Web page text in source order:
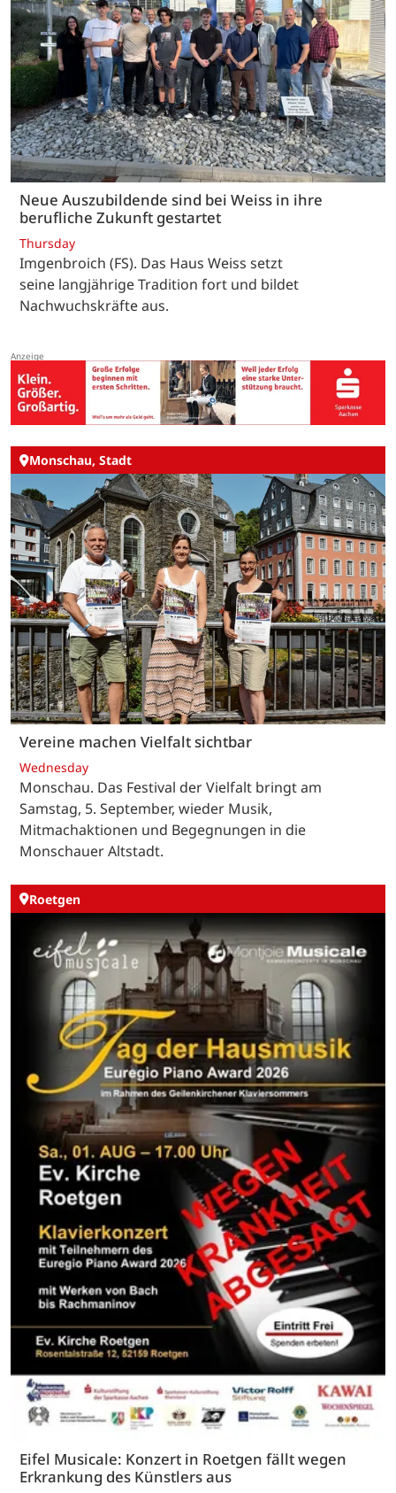
Neue Auszubildende sind bei Weiss in ihre
berufliche Zukunft gestartet
Thursday
Imgenbroich (FS). Das Haus Weiss setzt
seine langjährige Tradition fort und bildet
Nachwuchskräfte aus.
Monschau, Stadt
Vereine machen Vielfalt sichtbar
Wednesday
Monschau. Das Festival der Vielfalt bringt am
Samstag, 5. September, wieder Musik,
Mitmachaktionen und Begegnungen in die
Monschauer Altstadt.
Roetgen
Eifel Musicale: Konzert in Roetgen fällt wegen
Erkrankung des Künstlers aus